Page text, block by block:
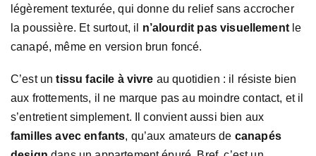
légèrement texturée, qui donne du relief sans accrocher
la poussière. Et surtout, il n’alourdit pas visuellementle
canapé, même en version brun foncé.
C’est untissu facile à vivre au quotidien : il résiste bien
aux frottements, il ne marque pas au moindre contact, et il
s’entretient simplement. Il convient aussi bien aux
familles avec enfants, qu’aux amateurs de canapés